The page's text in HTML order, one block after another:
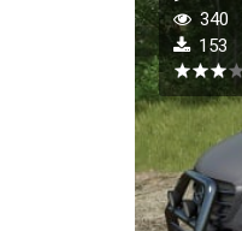
340
153